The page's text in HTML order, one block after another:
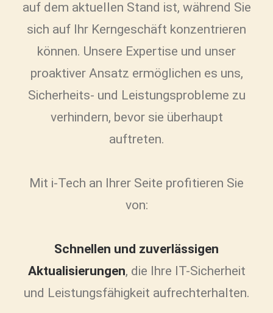
auf dem aktuellen Stand ist, während Sie
sich auf Ihr Kerngeschäft konzentrieren
können. Unsere Expertise und unser
proaktiver Ansatz ermöglichen es uns,
Sicherheits- und Leistungsprobleme zu
verhindern, bevor sie überhaupt
auftreten.
Mit i-Tech an Ihrer Seite profitieren Sie
von:
Schnellen und zuverlässigen
Aktualisierungen, die Ihre IT-Sicherheit
und Leistungsfähigkeit aufrechterhalten.